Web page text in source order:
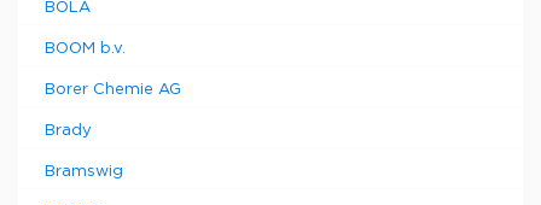
BOLA
BOOM b.v.
Borer Chemie AG
Brady
Bramswig